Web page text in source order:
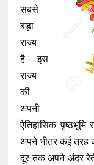
सबसे
बड़ा
राज्य
है। इस
राज्य
की
अपनी
ऐतिहासिक
अपने भीतर कई तरह
दूर तक अपने अंदर